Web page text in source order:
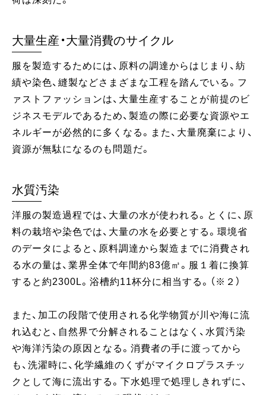
大量生産・大量消費のサイクル
服を製造するためには、原料の調達からはじまり、紡
績や染色、縫製などさまざまな工程を踏んでいる。フ
ァストファッションは、大量生産することが前提のビ
ジネスモデルであるため、製造の際に必要な資源やエ
ネルギーが必然的に多くなる。また、大量廃棄により、
資源が無駄になるのも問題だ。
水質汚染
洋服の製造過程では、大量の水が使われる。とくに、原
料の栽培や染色では、大量の水を必要とする。環境省
のデータによると、原料調達から製造までに消費され
る水の量は、業界全体で年間約83億㎥。服１着に換算
すると約2300L。浴槽約11杯分に相当する。（※２）
また、加工の段階で使用される化学物質が川や海に流
れ込むと、自然界で分解されることはなく、水質汚染
や海洋汚染の原因となる。消費者の手に渡ってから
も、洗濯時に、化学繊維のくずがマイクロプラスチッ
クとして海に流出する。下水処理で処理しきれずに、